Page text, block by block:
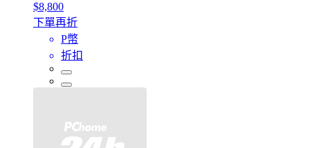
$8,800
下單再折
P幣
折扣